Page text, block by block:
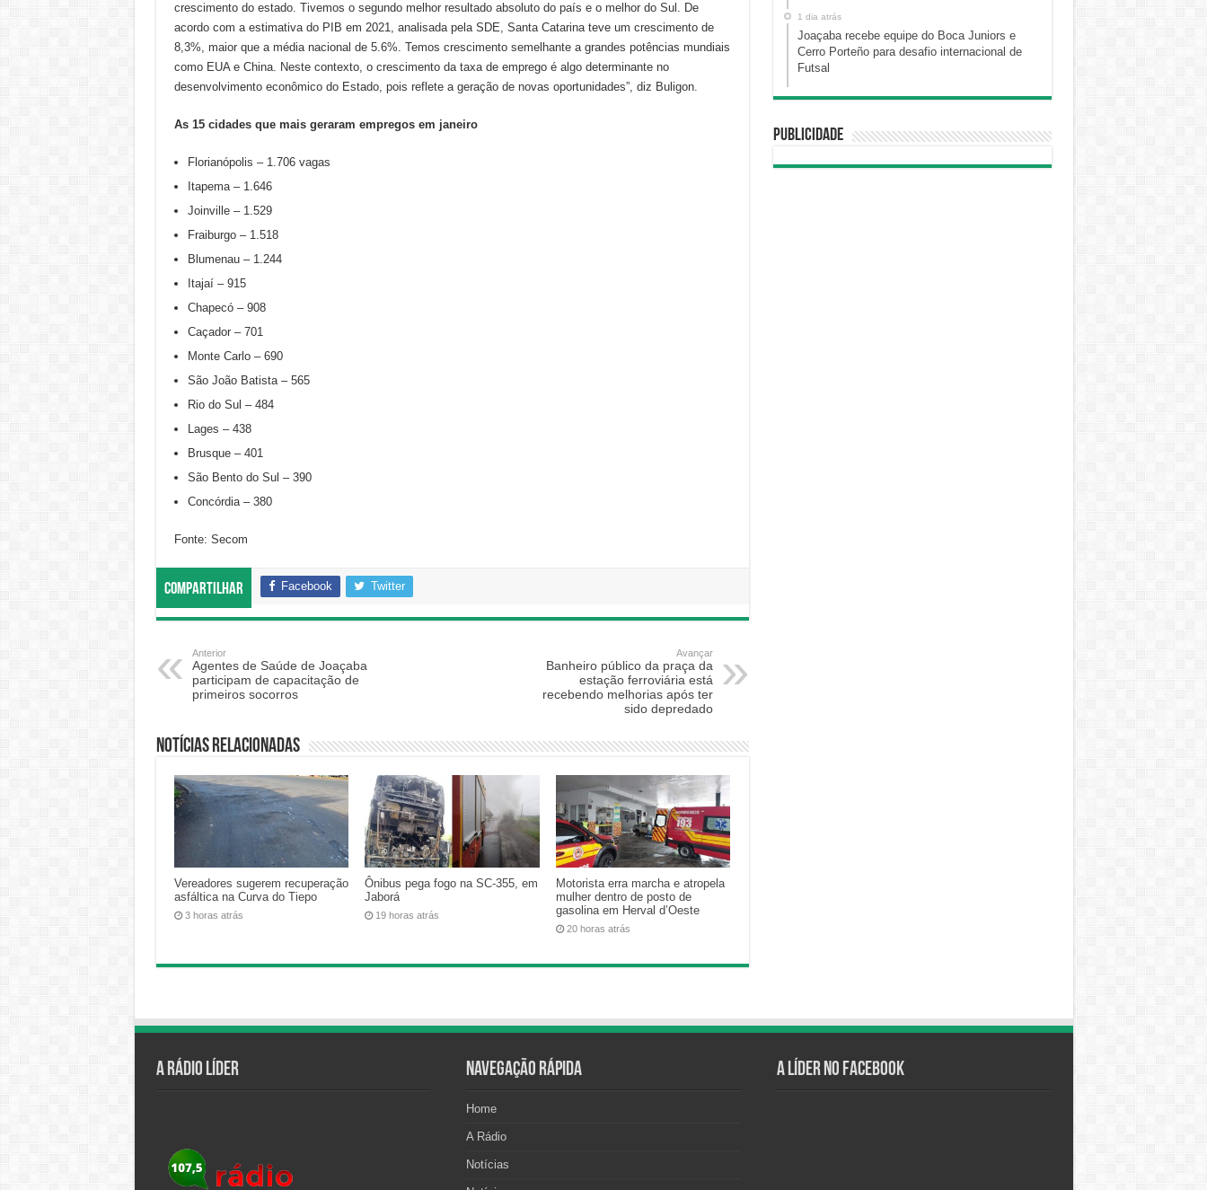
crescimento do estado. Tivemos o segundo melhor resultado absoluto do país e o melhor do Sul. De
acordo com a estimativa do PIB em 2021, analisada pela SDE, Santa Catarina teve um crescimento de
8,3%, maior que a média nacional de 5.6%. Temos crescimento semelhante a grandes potências mundiais
como EUA e China. Neste contexto, o crescimento da taxa de emprego é algo determinante no
desenvolvimento econômico do Estado, pois reflete a geração de novas oportunidades”, diz Buligon.
As 15 cidades que mais geraram empregos em janeiro
Florianópolis – 1.706 vagas
Itapema – 1.646
Joinville – 1.529
Fraiburgo – 1.518
Blumenau – 1.244
Itajaí – 915
Chapecó – 908
Caçador – 701
Monte Carlo – 690
São João Batista – 565
Rio do Sul – 484
Lages – 438
Brusque – 401
São Bento do Sul – 390
Concórdia – 380
Fonte: Secom
Compartilhar Facebook Twitter
Anterior
Agentes de Saúde de Joaçaba
participam de capacitação de
primeiros socorros
Avançar
Banheiro público da praça da
estação ferroviária está
recebendo melhorias após ter
sido depredado
Notícias relacionadas
Vereadores sugerem recuperação
asfáltica na Curva do Tiepo
3 horas atrás
Ônibus pega fogo na SC-355, em
Jaborá
19 horas atrás
Motorista erra marcha e atropela
mulher dentro de posto de
gasolina em Herval d’Oeste
20 horas atrás
1 dia atrás
Joaçaba recebe equipe do Boca Juniors e
Cerro Porteño para desafio internacional de
Futsal
Publicidade
A Rádio Líder Navegação Rápida
Home
A Rádio
Notícias
A Líder no Facebook